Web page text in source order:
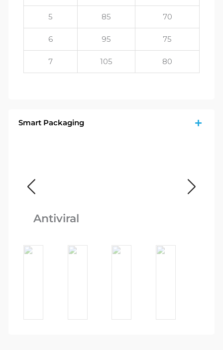
5 85 70
6 95 75
7 105 80
Smart Packaging
Antiviral